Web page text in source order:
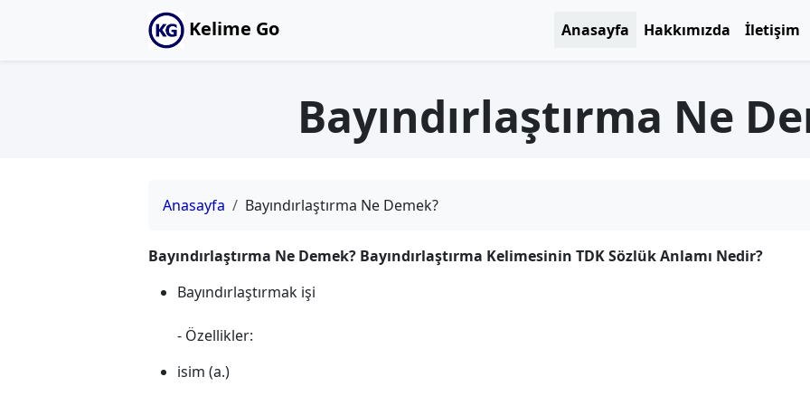
Kelime Go Anasayfa Hakkımızda İletişim
Bayındırlaştırma Ne
Anasayfa Bayındırlaştırma Ne Demek?
Bayındırlaştırma Ne Demek? Bayındırlaştırma Kelimesinin TDK Sözlük Anlamı Nedir?
Bayındırlaştırmak işi
- Özellikler:
isim (a.)